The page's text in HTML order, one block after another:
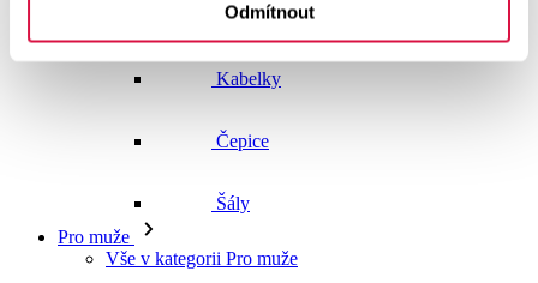
Odmítnout
Peněženky
Kabelky
Čepice
Šály
Pro muže
Vše v kategorii Pro muže